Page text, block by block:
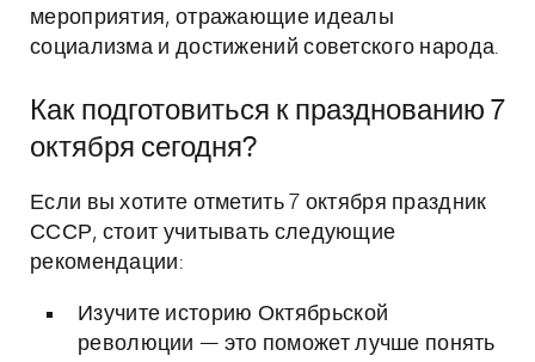
мероприятия, отражающие идеалы
социализма и достижений советского народа.
Как подготовиться к празднованию 7
октября сегодня?
Если вы хотите отметить 7 октября праздник
СССР, стоит учитывать следующие
рекомендации:
Изучите историю Октябрьской
революции — это поможет лучше понять